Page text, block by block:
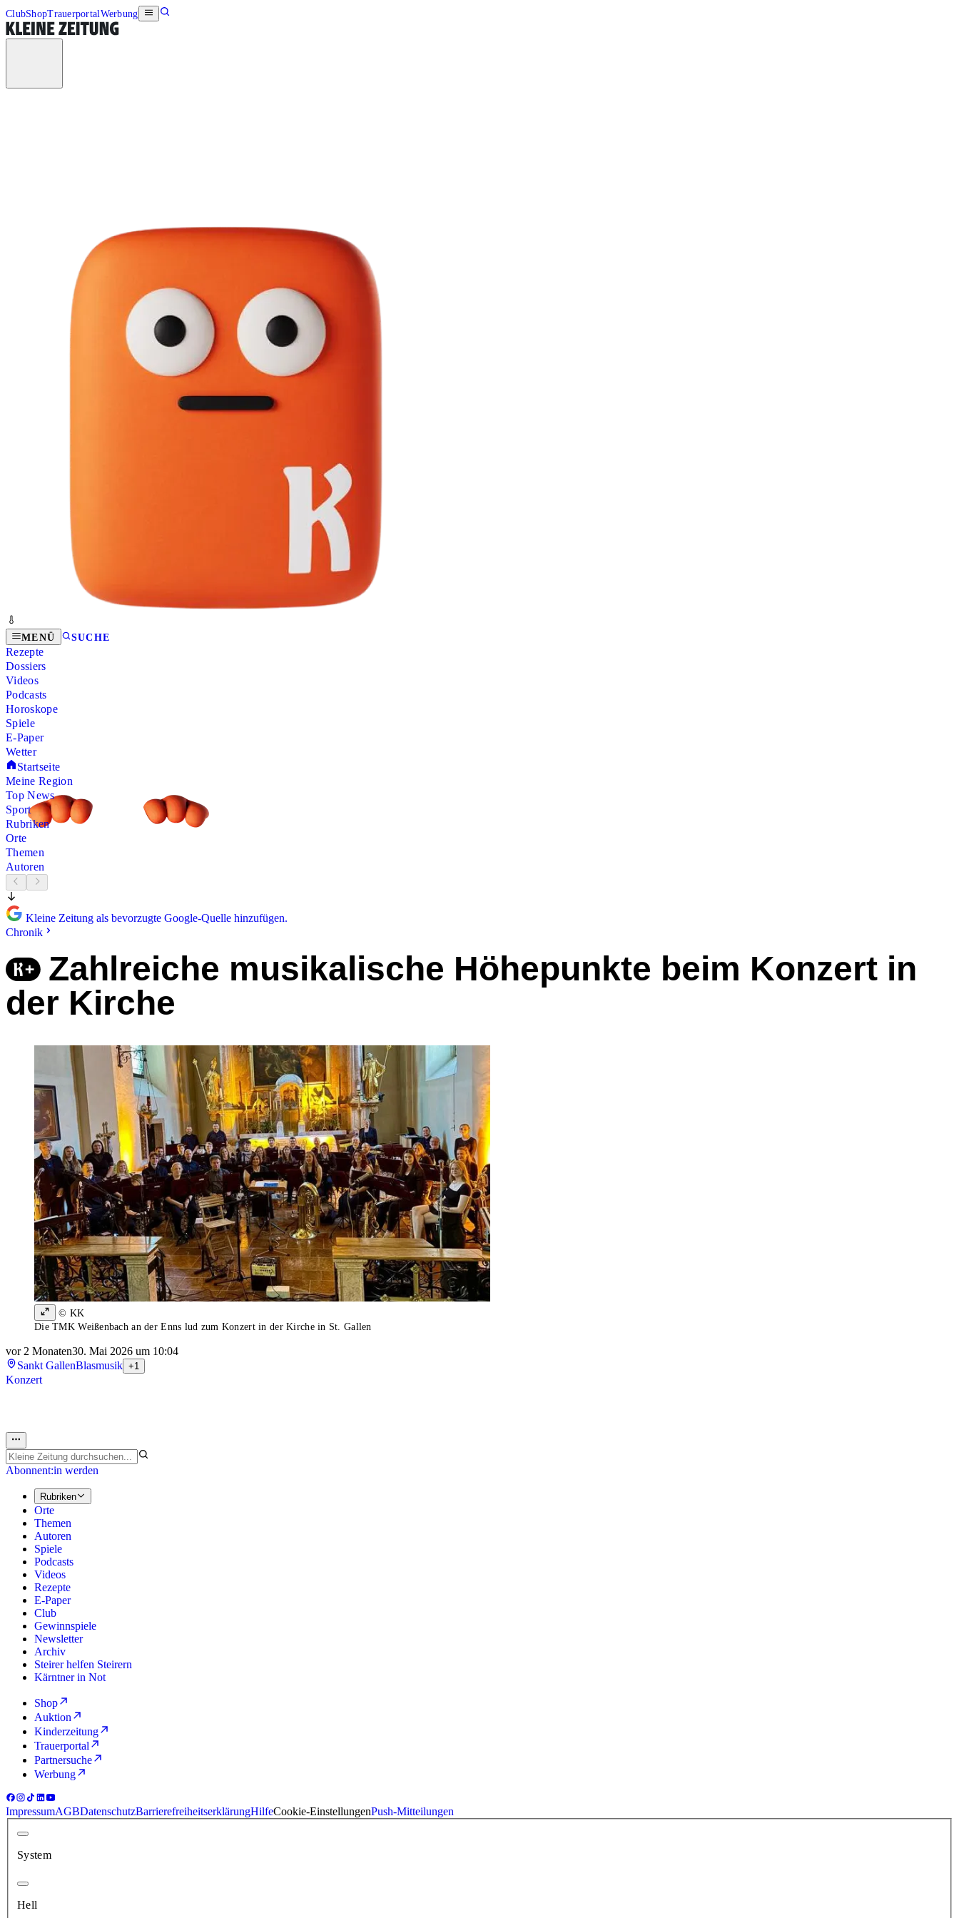
ClubShopTrauerportalWerbung
MENÜ SUCHE
Rezepte
Dossiers
Videos
Podcasts
Horoskope
Spiele
E-Paper
Wetter
Startseite
Meine Region
Top News
Sport
Rubriken
Orte
Themen
Autoren
Kleine Zeitung als bevorzugte Google-Quelle hinzufügen.
Chronik
Zahlreiche musikalische Höhepunkte beim Konzert in
der Kirche
© KK
Die TMK Weißenbach an der Enns lud zum Konzert in der Kirche in St. Gallen
vor 2 Monaten30. Mai 2026 um 10:04
Sankt GallenBlasmusik +1
Konzert
Abonnent:in werden
Rubriken
Orte
Themen
Autoren
Spiele
Podcasts
Videos
Rezepte
E-Paper
Club
Gewinnspiele
Newsletter
Archiv
Steirer helfen Steirern
Kärntner in Not
Shop
Auktion
Kinderzeitung
Trauerportal
Partnersuche
Werbung
ImpressumAGBDatenschutzBarrierefreiheitserklärungHilfeCookie-EinstellungenPush-Mitteilungen
System
Hell